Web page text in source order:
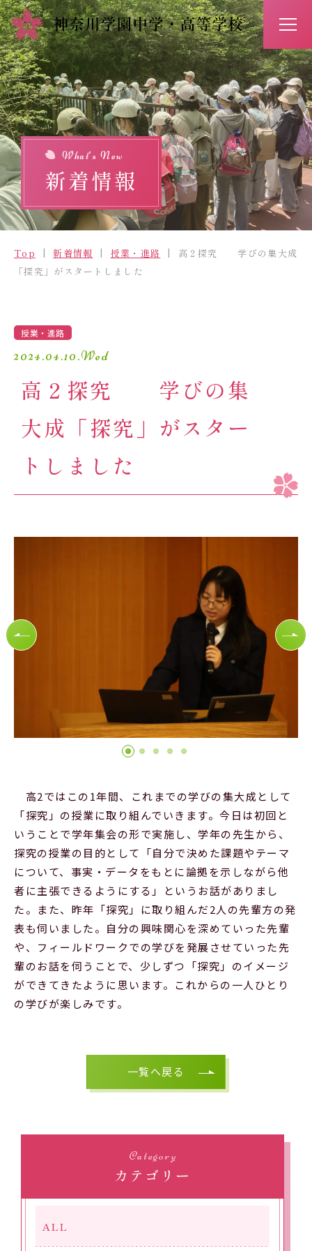
アクセス お問い合わせ
入試情報 イベント予約
Top
新着情報
学校紹介
学園生活
進路・進学
入試情報
受験生の方へ
保護者の方へ アクセスマップ
よくあるご質問 個人情報保護方針
精華小学校
Official SNS
What’s New
新着情報
Top 新着情報 授業・進路
高２探究 学びの集大成
「探究」がスタートしました
授業・進路
2024.04.10.Wed
高２探究 学びの集
大成「探究」がスター
トしました
高2ではこの1年間、これまでの学びの集大成として
「探究」の授業に取り組んでいきます。今日は初回と
いうことで学年集会の形で実施し、学年の先生から、
探究の授業の目的として「自分で決めた課題やテーマ
について、事実・データをもとに論拠を示しながら他
者に主張できるようにする」というお話がありまし
た。また、昨年「探究」に取り組んだ2人の先輩方の発
表も伺いました。自分の興味関心を深めていった先輩
や、フィールドワークでの学びを発展させていった先
輩のお話を伺うことで、少しずつ「探究」のイメージ
ができてきたように思います。これからの一人ひとり
の学びが楽しみです。
一覧へ戻る
Category
カテゴリー
ALL